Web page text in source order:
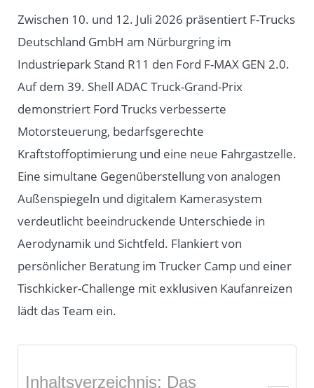
Zwischen 10. und 12. Juli 2026 präsentiert F-Trucks
Deutschland GmbH am Nürburgring im
Industriepark Stand R11 den Ford F-MAX GEN 2.0.
Auf dem 39. Shell ADAC Truck-Grand-Prix
demonstriert Ford Trucks verbesserte
Motorsteuerung, bedarfsgerechte
Kraftstoffoptimierung und eine neue Fahrgastzelle.
Eine simultane Gegenüberstellung von analogen
Außenspiegeln und digitalem Kamerasystem
verdeutlicht beeindruckende Unterschiede in
Aerodynamik und Sichtfeld. Flankiert von
persönlicher Beratung im Trucker Camp und einer
Tischkicker-Challenge mit exklusiven Kaufanreizen
lädt das Team ein.
Inhaltsverzeichnis: Das